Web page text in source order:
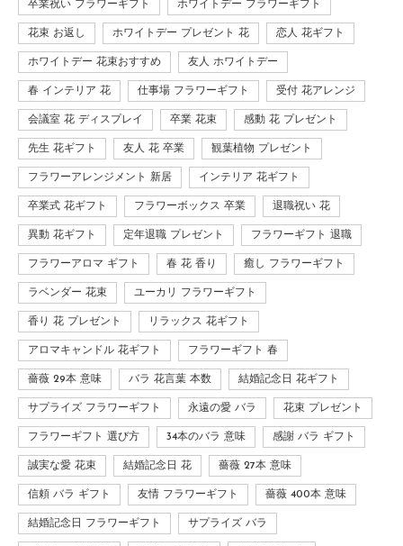
卒業祝い フラワーギフト ホワイトデー フラワーギフト
花束 お返し ホワイトデー プレゼント 花 恋人 花ギフト
ホワイトデー 花束おすすめ 友人 ホワイトデー
春 インテリア 花 仕事場 フラワーギフト 受付 花アレンジ
会議室 花 ディスプレイ 卒業 花束 感動 花 プレゼント
先生 花ギフト 友人 花 卒業 観葉植物 プレゼント
フラワーアレンジメント 新居 インテリア 花ギフト
卒業式 花ギフト フラワーボックス 卒業 退職祝い 花
異動 花ギフト 定年退職 プレゼント フラワーギフト 退職
フラワーアロマ ギフト 春 花 香り 癒し フラワーギフト
ラベンダー 花束 ユーカリ フラワーギフト
香り 花 プレゼント リラックス 花ギフト
アロマキャンドル 花ギフト フラワーギフト 春
薔薇 29本 意味 バラ 花言葉 本数 結婚記念日 花ギフト
サプライズ フラワーギフト 永遠の愛 バラ 花束 プレゼント
フラワーギフト 選び方 34本のバラ 意味 感謝 バラ ギフト
誠実な愛 花束 結婚記念日 花 薔薇 27本 意味
信頼 バラ ギフト 友情 フラワーギフト 薔薇 400本 意味
結婚記念日 フラワーギフト サプライズ バラ